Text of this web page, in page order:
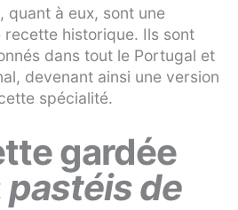
, quant à eux, sont une
historique. Ils sont
dans tout le Portugal et
devenant ainsi une version
spécialité.
gardée
pastéis de